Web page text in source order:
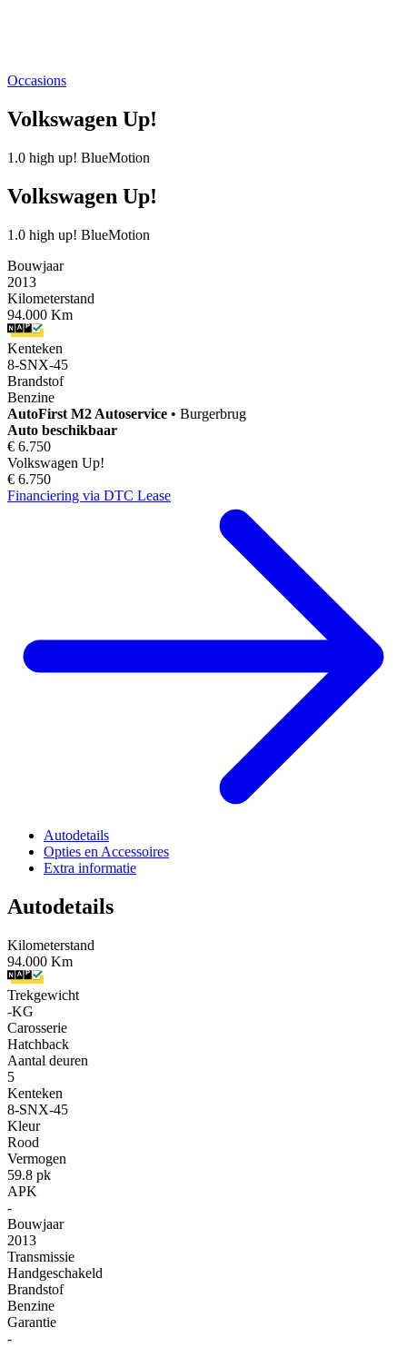
Occasions
Volkswagen Up!
1.0 high up! BlueMotion
Volkswagen Up!
1.0 high up! BlueMotion
Bouwjaar
2013
Kilometerstand
94.000 Km
Kenteken
8-SNX-45
Brandstof
Benzine
AutoFirst M2 Autoservice • Burgerbrug
Auto beschikbaar
€ 6.750
Volkswagen Up!
€ 6.750
Financiering via DTC Lease
Autodetails
Opties en Accessoires
Extra informatie
Autodetails
Kilometerstand
94.000 Km
Trekgewicht
-KG
Carosserie
Hatchback
Aantal deuren
5
Kenteken
8-SNX-45
Kleur
Rood
Vermogen
59.8 pk
APK
-
Bouwjaar
2013
Transmissie
Handgeschakeld
Brandstof
Benzine
Garantie
-